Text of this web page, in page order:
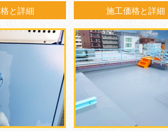
と詳細 施工価格と詳細